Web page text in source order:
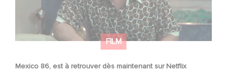
FILM
Mexico 86, est à retrouver dès maintenant sur Netflix